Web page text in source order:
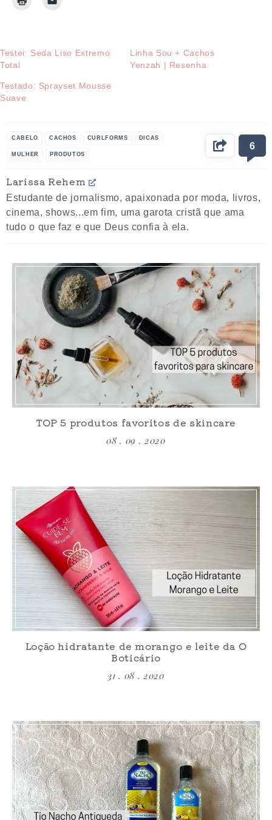
Testei: Seda Liso Extremo
Total
Linha Sou + Cachos
Yenzah | Resenha
Testado: Sprayset Mousse
Suave
CABELO CACHOS CURLFORMS DICAS
MULHER PRODUTOS
6
Larissa Rehem
Estudante de jornalismo, apaixonada por moda, livros,
cinema, shows...em fim, uma garota cristã que ama
tudo o que faz e que Deus confia à ela.
TOP 5 produtos favoritos de skincare
08 . 09 . 2020
Loção hidratante de morango e leite da O
Boticário
31 . 08 . 2020